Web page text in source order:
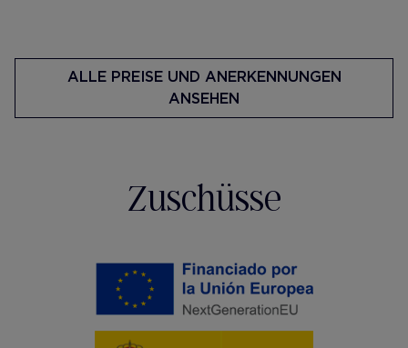
ALLE PREISE UND ANERKENNUNGEN
ANSEHEN
Zuschüsse